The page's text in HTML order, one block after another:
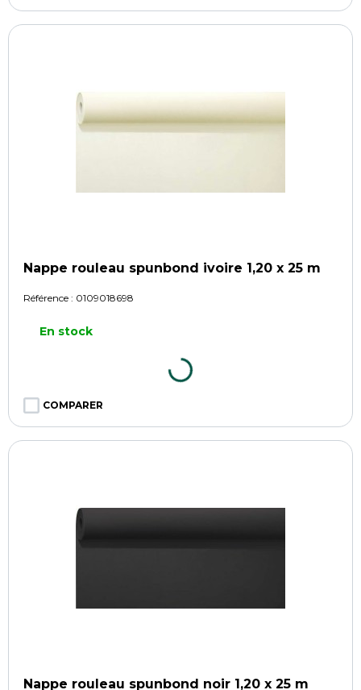
Nappe rouleau spunbond ivoire 1,20 x 25 m
Référence : 0109018698
En stock
COMPARER
Nappe rouleau spunbond noir 1,20 x 25 m